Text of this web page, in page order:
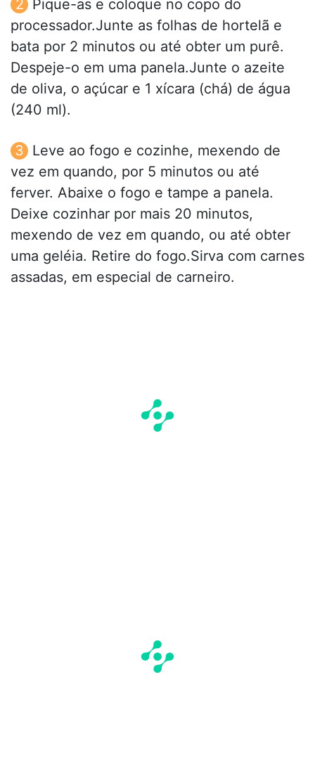
Pique-as e coloque no copo do
processador.Junte as folhas de hortelã e
bata por 2 minutos ou até obter um purê.
Despeje-o em uma panela.Junte o azeite
de oliva, o açúcar e 1 xícara (chá) de água
(240 ml).
Leve ao fogo e cozinhe, mexendo de
vez em quando, por 5 minutos ou até
ferver. Abaixe o fogo e tampe a panela.
Deixe cozinhar por mais 20 minutos,
mexendo de vez em quando, ou até obter
uma geléia. Retire do fogo.Sirva com carnes
assadas, em especial de carneiro.